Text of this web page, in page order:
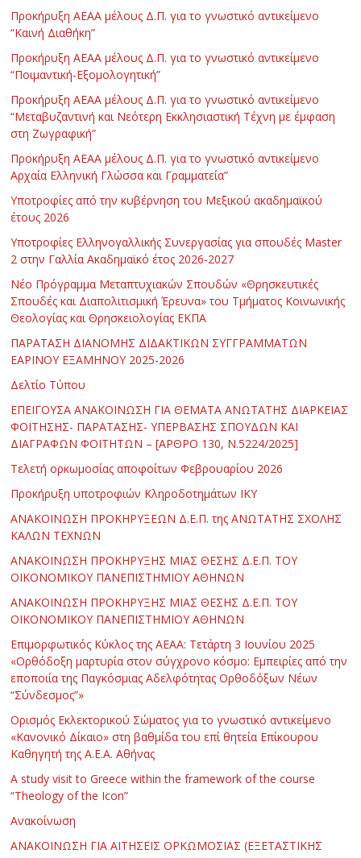
Προκήρυξη ΑΕΑΑ μέλους Δ.Π. για το γνωστικό αντικείμενο
“Καινή Διαθήκη”
Προκήρυξη ΑΕΑΑ μέλους Δ.Π. για το γνωστικό αντικείμενο
“Ποιμαντική-Εξομολογητική”
Προκήρυξη ΑΕΑΑ μέλους Δ.Π. για το γνωστικό αντικείμενο
“Μεταβυζαντινή και Νεότερη Εκκλησιαστική Τέχνη με έμφαση
στη Ζωγραφική”
Προκήρυξη ΑΕΑΑ μέλους Δ.Π. για το γνωστικό αντικείμενο
Αρχαία Ελληνική Γλώσσα και Γραμματεία”
Υποτροφίες από την κυβέρνηση του Μεξικού ακαδημαϊκού
έτους 2026
Υποτροφίες Ελληνογαλλικής Συνεργασίας για σπουδές Master
2 στην Γαλλία Ακαδημαϊκό έτος 2026-2027
Νέο Πρόγραμμα Μεταπτυχιακών Σπουδών «Θρησκευτικές
Σπουδές και Διαπολιτισμική Έρευνα» του Τμήματος Κοινωνικής
Θεολογίας και Θρησκειολογίας ΕΚΠΑ
ΠΑΡΑΤΑΣΗ ΔΙΑΝΟΜΗΣ ΔΙΔΑΚΤΙΚΩΝ ΣΥΓΓΡΑΜΜΑΤΩΝ
ΕΑΡΙΝΟΥ ΕΞΑΜΗΝΟΥ 2025-2026
Δελτίο Τύπου
ΕΠΕΙΓΟΥΣΑ ΑΝΑΚΟΙΝΩΣΗ ΓΙΑ ΘΕΜΑΤΑ ΑΝΩΤΑΤΗΣ ΔΙΑΡΚΕΙΑΣ
ΦΟΙΤΗΣΗΣ- ΠΑΡΑΤΑΣΗΣ- ΥΠΕΡΒΑΣΗΣ ΣΠΟΥΔΩΝ ΚΑΙ
ΔΙΑΓΡΑΦΩΝ ΦΟΙΤΗΤΩΝ – [ΑΡΘΡΟ 130, Ν.5224/2025]
Τελετή ορκωμοσίας αποφοίτων Φεβρουαρίου 2026
Προκήρυξη υποτροφιών Κληροδοτημάτων ΙΚΥ
ΑΝΑΚΟΙΝΩΣΗ ΠΡΟΚΗΡΥΞΕΩΝ Δ.Ε.Π. της ΑΝΩΤΑΤΗΣ ΣΧΟΛΗΣ
ΚΑΛΩΝ ΤΕΧΝΩΝ
ΑΝΑΚΟΙΝΩΣΗ ΠΡΟΚΗΡΥΞΗΣ ΜΙΑΣ ΘΕΣΗΣ Δ.Ε.Π. ΤΟΥ
ΟΙΚΟΝΟΜΙΚΟΥ ΠΑΝΕΠΙΣΤΗΜΙΟΥ ΑΘΗΝΩΝ
ΑΝΑΚΟΙΝΩΣΗ ΠΡΟΚΗΡΥΞΗΣ ΜΙΑΣ ΘΕΣΗΣ Δ.Ε.Π. ΤΟΥ
ΟΙΚΟΝΟΜΙΚΟΥ ΠΑΝΕΠΙΣΤΗΜΙΟΥ ΑΘΗΝΩΝ
Επιμορφωτικός Κύκλος της ΑΕΑΑ: Τετάρτη 3 Ιουνίου 2025
«Ορθόδοξη μαρτυρία στον σύγχρονο κόσμο: Εμπειρίες από την
εποποιία της Παγκόσμιας Αδελφότητας Ορθοδόξων Νέων
“Σύνδεσμος”»
Ορισμός Εκλεκτορικού Σώματος για το γνωστικό αντικείμενο
«Κανονικό Δίκαιο» στη βαθμίδα του επί θητεία Επίκουρου
Καθηγητή της Α.Ε.Α. Αθήνας
Α study visit to Greece within the framework of the course
“Theology of the Icon”
Ανακοίνωση
ΑΝΑΚΟΙΝΩΣΗ ΓΙΑ ΑΙΤΗΣΕΙΣ ΟΡΚΩΜΟΣΙΑΣ (ΕΞΕΤΑΣΤΙΚΗΣ